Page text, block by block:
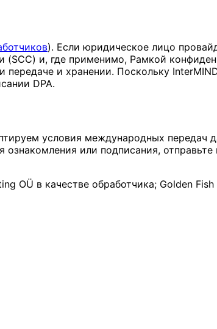
). Если юридическое лицо
и, где применимо, Рамкой
и хранении. Поскольку
DPA.
условия международных передач
или подписания, отправьте
OÜ в качестве обработчика; Golden Fish